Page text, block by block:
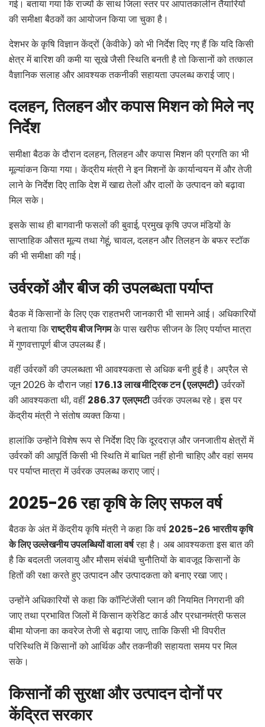
गई। बताया गया कि राज्यों के साथ जिला स्तर पर आपातकालीन तैयारियों
की समीक्षा बैठकों का आयोजन किया जा चुका है।
देशभर के कृषि विज्ञान केंद्रों (केवीके) को भी निर्देश दिए गए हैं कि यदि किसी
क्षेत्र में बारिश की कमी या सूखे जैसी स्थिति बनती है तो किसानों को तत्काल
वैज्ञानिक सलाह और आवश्यक तकनीकी सहायता उपलब्ध कराई जाए।
दलहन,तिलहन और कपास मिशन को मिले नए
निर्देश
समीक्षा बैठक के दौरान दलहन, तिलहन और कपास मिशन की प्रगति का भी
मूल्यांकन किया गया। केंद्रीय मंत्री ने इन मिशनों के कार्यान्वयन में और तेजी
लाने के निर्देश दिए ताकि देश में खाद्य तेलों और दालों के उत्पादन को बढ़ावा
मिल सके।
इसके साथ ही बागवानी फसलों की बुवाई, प्रमुख कृषि उपज मंडियों के
साप्ताहिक औसत मूल्य तथा गेहूं, चावल, दलहन और तिलहन के बफर स्टॉक
की भी समीक्षा की गई।
उर्वरकों और बीज की उपलब्धता पर्याप्त
बैठक में किसानों के लिए एक राहतभरी जानकारी भी सामने आई। अधिकारियों
ने बताया किराष्ट्रीय बीज निगमके पास खरीफ सीजन के लिए पर्याप्त मात्रा
में गुणवत्तापूर्ण बीज उपलब्ध हैं।
वहीं उर्वरकों की उपलब्धता भी आवश्यकता से अधिक बनी हुई है। अप्रैल से
जून 2026 के दौरान जहां176.13लाख मीट्रिक टन (एलएमटी)उर्वरकों
की आवश्यकता थी, वहीं286.37एलएमटीउर्वरक उपलब्ध रहे। इस पर
केंद्रीय मंत्री ने संतोष व्यक्त किया।
हालांकि उन्होंने विशेष रूप से निर्देश दिए कि दूरदराज़ और जनजातीय क्षेत्रों में
उर्वरकों की आपूर्ति किसी भी स्थिति में बाधित नहीं होनी चाहिए और वहां समय
पर पर्याप्त मात्रा में उर्वरक उपलब्ध कराए जाएं।
2025-26रहा कृषि के लिए सफल वर्ष
बैठक के अंत में केंद्रीय कृषि मंत्री ने कहा कि वर्ष 2025-26भारतीय कृषि
के लिए उल्लेखनीय उपलब्धियों वाला वर्षरहा है। अब आवश्यकता इस बात की
है कि बदलती जलवायु और मौसम संबंधी चुनौतियों के बावजूद किसानों के
हितों की रक्षा करते हुए उत्पादन और उत्पादकता को बनाए रखा जाए।
उन्होंने अधिकारियों से कहा कि कॉन्टिंजेंसी प्लान की नियमित निगरानी की
जाए तथा प्रभावित जिलों में किसान क्रेडिट कार्ड और प्रधानमंत्री फसल
बीमा योजना का कवरेज तेजी से बढ़ाया जाए, ताकि किसी भी विपरीत
परिस्थिति में किसानों को आर्थिक और तकनीकी सहायता समय पर मिल
सके।
किसानों की सुरक्षा और उत्पादन दोनों पर
केंद्रित सरकार